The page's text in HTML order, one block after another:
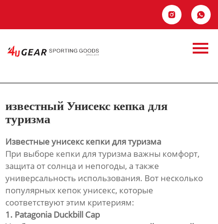
 
Контакты
кепка для туризма
известный Унисекс кепка для
туризма
Известные унисекс кепки для туризма
При выборе кепки для туризма важны комфорт,
защита от солнца и непогоды, а также
универсальность использования. Вот несколько
популярных кепок унисекс, которые
соответствуют этим критериям:
1. Patagonia Duckbill Cap